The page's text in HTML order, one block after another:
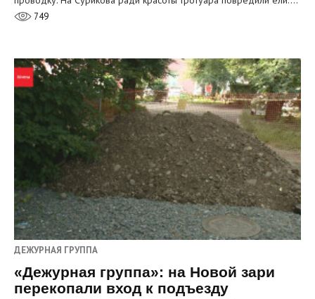
749
ДЕЖУРНАЯ ГРУППА
«Дежурная группа»: на Новой зари
перекопали вход к подъезду